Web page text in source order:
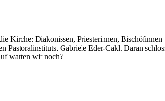
Kirche: Diakonissen, Priesterinnen,
Gabriele Eder-Cakl. Daran
warten wir noch?